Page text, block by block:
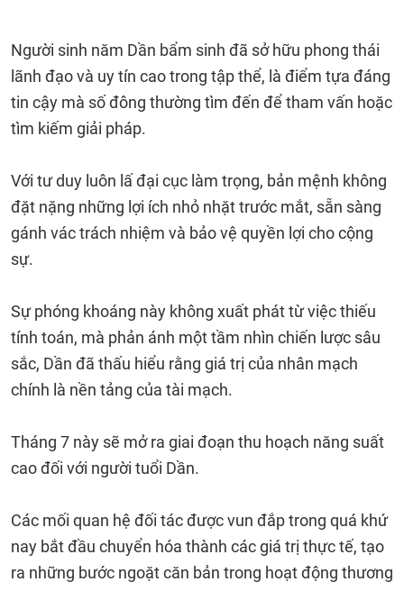
Người sinh năm Dần bẩm sinh đã sở hữu phong thái
lãnh đạo và uy tín cao trong tập thể, là điểm tựa đáng
tin cậy mà số đông thường tìm đến để tham vấn hoặc
tìm kiếm giải pháp.
Với tư duy luôn lấ đại cục làm trọng, bản mệnh không
đặt nặng những lợi ích nhỏ nhặt trước mắt, sẵn sàng
gánh vác trách nhiệm và bảo vệ quyền lợi cho cộng
sự.
Sự phóng khoáng này không xuất phát từ việc thiếu
tính toán, mà phản ánh một tầm nhìn chiến lược sâu
sắc, Dần đã thấu hiểu rằng giá trị của nhân mạch
chính là nền tảng của tài mạch.
Tháng 7 này sẽ mở ra giai đoạn thu hoạch năng suất
cao đối với người tuổi Dần.
Các mối quan hệ đối tác được vun đắp trong quá khứ
nay bắt đầu chuyển hóa thành các giá trị thực tế, tạo
ra những bước ngoặt căn bản trong hoạt động thương